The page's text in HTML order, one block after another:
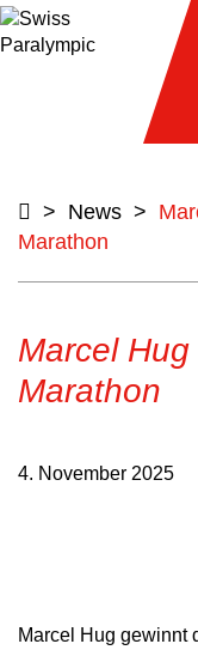
> News >
Marathon
Marcel
Marathon
4. November 2025
Marcel Hug gewinnt